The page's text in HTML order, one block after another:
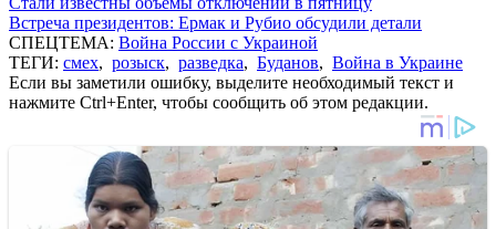
Встреча президентов: Ермак и Рубио обсудили детали
СПЕЦТЕМА: Война России с Украиной
ТЕГИ: смех, розыск, разведка, Буданов, Война в Украине
Если вы заметили ошибку, выделите необходимый текст и
нажмите Ctrl+Enter, чтобы сообщить об этом редакции.